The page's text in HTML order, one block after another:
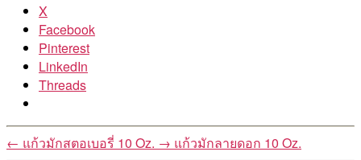
X
Facebook
Pinterest
LinkedIn
Threads
← แก้วมักสตอเบอรี่ 10 Oz. → แก้วมักลายดอก 10 Oz.